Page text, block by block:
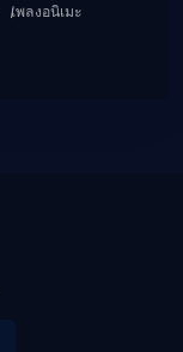
เพลงอนิเมะ